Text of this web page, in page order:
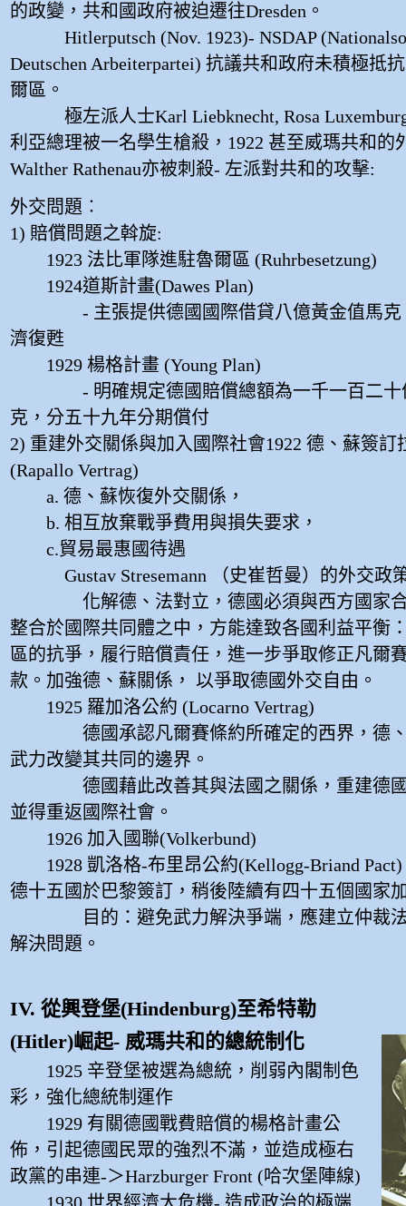
的政變，共和國政府被迫遷往Dresden。
Hitlerputsch (Nov. 1923)- NSDAP
Deutschen Arbeiterpartei) 抗議共和政府未積極抵
爾區。
極左派人士Karl Liebknecht, Rosa
利亞總理被一名學生槍殺，1922 甚至威瑪共和的
Walther Rathenau亦被刺殺- 左派對共和的攻擊:
外交問題︰
1) 賠償問題之斡旋:
1923 法比軍隊進駐魯爾區 (Ruhrbesetzung)
1924道斯計畫(Dawes Plan)
- 主張提供德國國際借貸八億黃金值馬克
濟復甦
1929 楊格計畫 (Young Plan)
- 明確規定德國賠償總額為一千一百二十
克，分五十九年分期償付
2) 重建外交關係與加入國際社會1922 德、蘇簽訂
(Rapallo Vertrag)
a. 德、蘇恢復外交關係，
b. 相互放棄戰爭費用與損失要求，
c.貿易最惠國待遇
Gustav Stresemann （史崔哲曼）的外交政
化解德、法對立，德國必須與西方國家合
整合於國際共同體之中，方能達致各國利益平衡
區的抗爭，履行賠償責任，進一步爭取修正凡爾
款。加強德、蘇關係， 以爭取德國外交自由。
1925 羅加洛公約 (Locarno Vertrag)
德國承認凡爾賽條約所確定的西界，德、
武力改變其共同的邊界。
德國藉此改善其與法國之關係，重建德國
並得重返國際社會。
1926 加入國聯(Volkerbund)
1928 凱洛格-布里昂公約(Kellogg-Briand
德十五國於巴黎簽訂，稍後陸續有四十五個國家
目的：避免武力解決爭端，應建立仲裁法
解決問題。
IV. 從興登堡(Hindenburg)至希特勒
(Hitler)崛起- 威瑪共和的總統制化
1925 辛登堡被選為總統，削弱內閣制色
彩，強化總統制運作
1929 有關德國戰費賠償的楊格計畫公
佈，引起德國民眾的強烈不滿，並造成極右
政黨的串連-＞Harzburger Front (哈次堡陣線)